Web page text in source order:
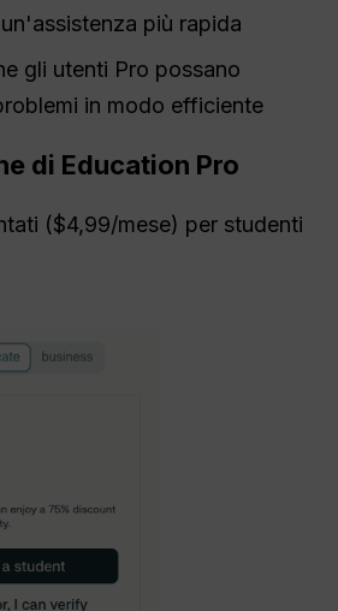
più rapida
gli utenti Pro possano
in modo efficiente
di Education Pro
($4,99/mese) per studenti